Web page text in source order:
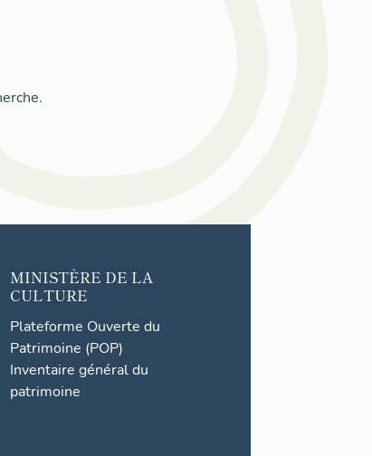
MINISTÈRE DE LA
CULTURE
Plateforme Ouverte du
Patrimoine (POP)
Inventaire général du
patrimoine